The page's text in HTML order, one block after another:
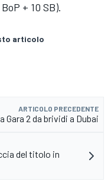
+ 10 SB).
articolo
ARTICOLO PRECEDENTE
2 da brividi a Dubai
del titolo in